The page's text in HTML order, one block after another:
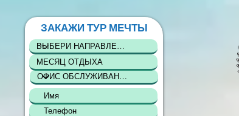
ЗАКАЖИ ТУР МЕЧТЫ